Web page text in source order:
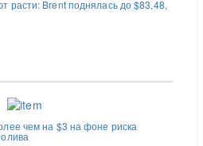
расти: Brent поднялась до $83,48,
чем на $3 на фоне риска